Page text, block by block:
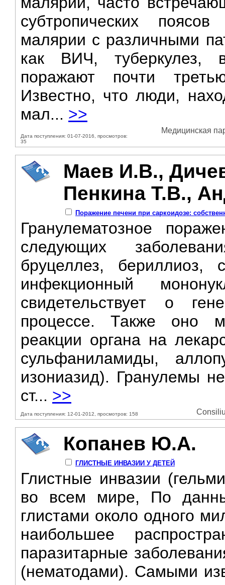
субтропических
малярии с различными
как ВИЧ, туберкулез,
поражают почти
Известно, что люди,
мал... >>
Дата поступления: 01-07-2016, просмотров:
35
Медицинская
Маев И.В.,
Пенкина Т.В.,
Поражение печени при саркоидозе:
Гранулематозное
следующих
бруцеллез, бериллиоз,
инфекционный
свидетельствует о
процессе. Также оно
реакции органа на
сульфаниламиды,
изониазид). Гранулемы
ст... >>
Дата поступления: 12-01-2012, просмотров: 158
Копанев Ю.А.
ГЛИСТНЫЕ ИНВАЗИИ У ДЕТЕЙ
Глистные инвазии
во всем мире, По
глистами около одного
наибольшее
паразитарные
(нематодами). Самыми